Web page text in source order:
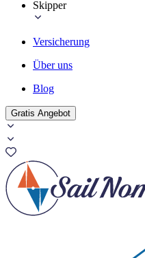
Skipper
Versicherung
Über uns
Blog
Gratis Angebot